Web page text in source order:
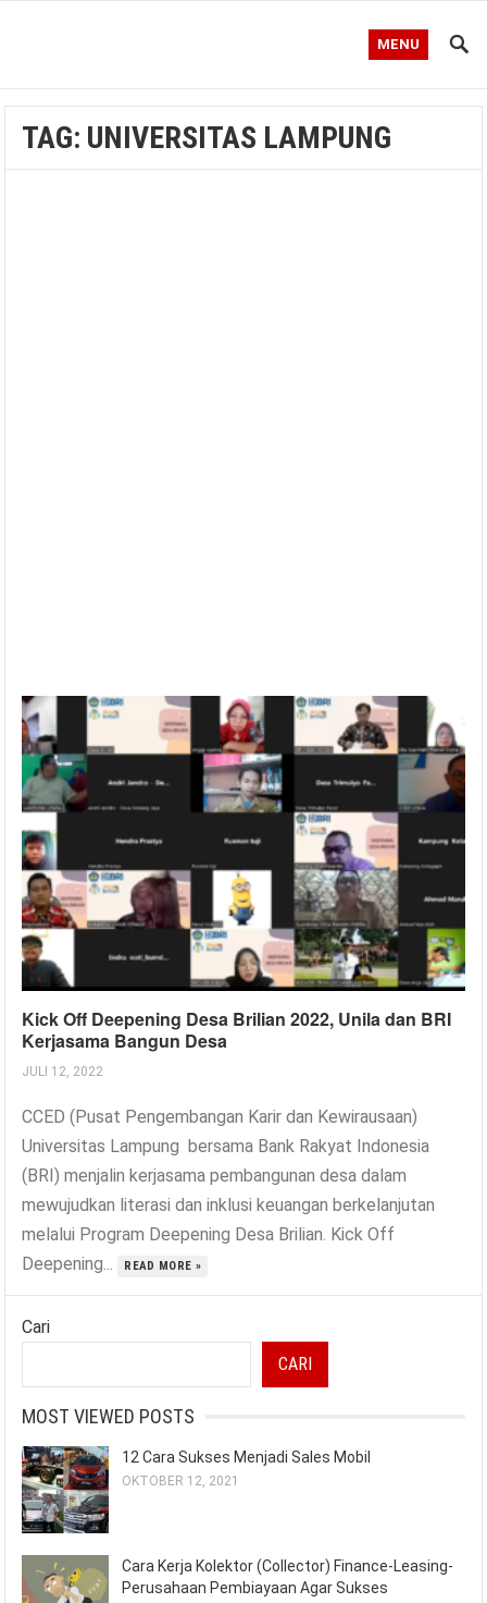
MENU
TAG: UNIVERSITAS LAMPUNG
Kick Off Deepening Desa Brilian 2022, Unila dan BRI
Kerjasama Bangun Desa
JULI 12, 2022
CCED (Pusat Pengembangan Karir dan Kewirausaan)
Universitas Lampung bersama Bank Rakyat Indonesia
(BRI) menjalin kerjasama pembangunan desa dalam
mewujudkan literasi dan inklusi keuangan berkelanjutan
melalui Program Deepening Desa Brilian. Kick Off
Deepening...
READ MORE »
Cari
CARI
MOST VIEWED POSTS
12 Cara Sukses Menjadi Sales Mobil
OKTOBER 12, 2021
Cara Kerja Kolektor (Collector) Finance-Leasing-
Perusahaan Pembiayaan Agar Sukses